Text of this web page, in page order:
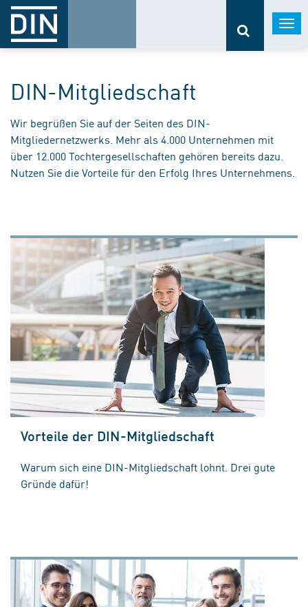
DIN-Mitgliedschaft
Wir begrüßen Sie auf der Seiten des DIN-
Mitgliedernetzwerks. Mehr als 4.000 Unternehmen mit
über 12.000 Tochtergesellschaften gehören bereits dazu.
Nutzen Sie die Vorteile für den Erfolg Ihres Unternehmens.
Vorteile der DIN-Mitgliedschaft
Warum sich eine DIN-Mitgliedschaft lohnt. Drei gute
Gründe dafür!